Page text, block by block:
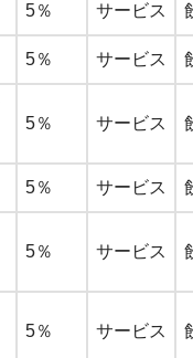
5％ サービス
5％ サービス
5％ サービス
5％ サービス
5％ サービス
5％ サービス